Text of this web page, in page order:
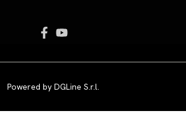
Powered by DGLine S.r.l.